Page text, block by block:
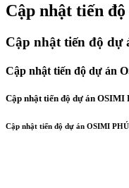
Cập nhật tiến
Cập nhật tiến độ
Cập nhật tiến độ dự án
Cập nhật tiến độ dự án OSIMI
Cập nhật tiến độ dự án OSIMI